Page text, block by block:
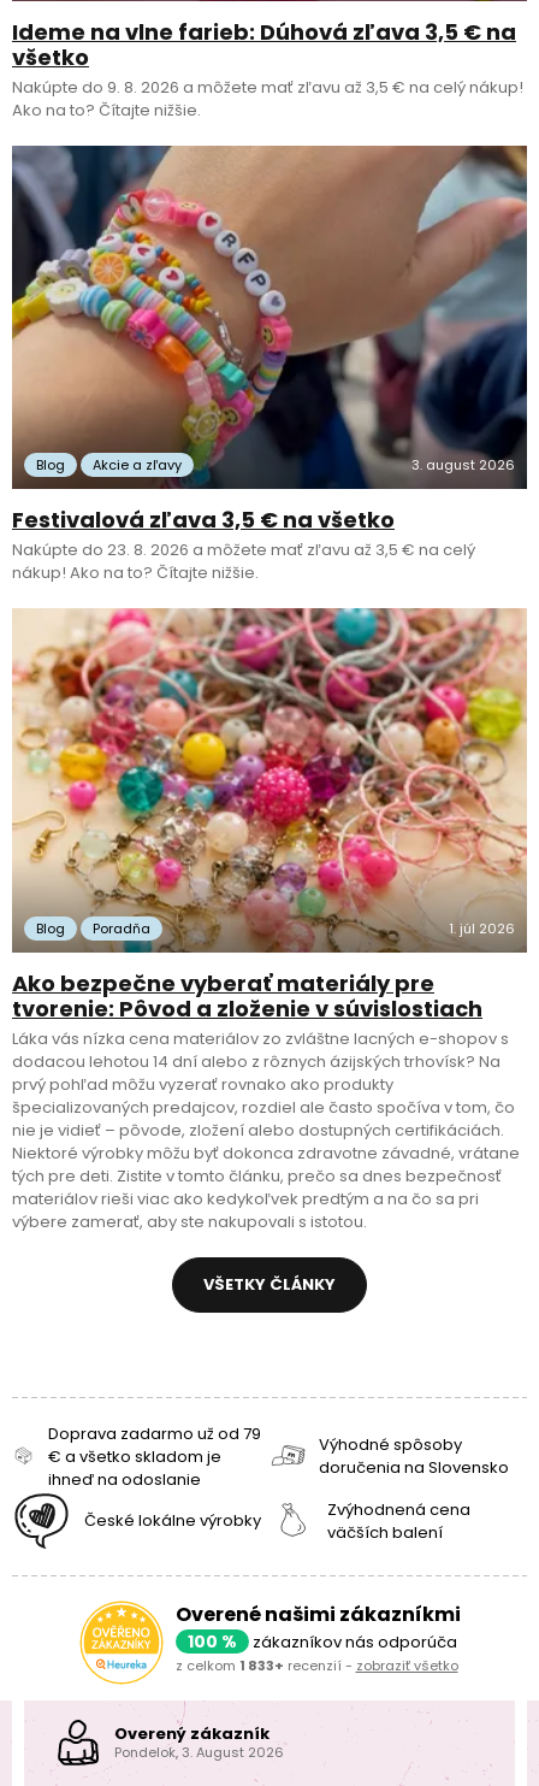
Ideme na vlne farieb: Dúhová zľava 3,5 € na
všetko
Nakúpte do 9. 8. 2026 a môžete mať zľavu až 3,5 € na celý nákup!
Ako na to? Čítajte nižšie.
Blog Akcie a zľavy 3. august 2026
Festivalová zľava 3,5 € na všetko
Nakúpte do 23. 8. 2026 a môžete mať zľavu až 3,5 € na celý
nákup! Ako na to? Čítajte nižšie.
Blog Poradňa 1. júl 2026
Ako bezpečne vyberať materiály pre
tvorenie: Pôvod a zloženie v súvislostiach
Láka vás nízka cena materiálov zo zvláštne lacných e-shopov s
dodacou lehotou 14 dní alebo z rôznych ázijských trhovísk? Na
prvý pohľad môžu vyzerať rovnako ako produkty
špecializovaných predajcov, rozdiel ale často spočíva v tom, čo
nie je vidieť – pôvode, zložení alebo dostupných certifikáciách.
Niektoré výrobky môžu byť dokonca zdravotne závadné, vrátane
tých pre deti. Zistite v tomto článku, prečo sa dnes bezpečnosť
materiálov rieši viac ako kedykoľvek predtým a na čo sa pri
výbere zamerať, aby ste nakupovali s istotou.
VŠETKY ČLÁNKY
Doprava zadarmo už od 79
€ a všetko skladom je
ihneď na odoslanie
Výhodné spôsoby
doručenia na Slovensko
České lokálne výrobky
Zvýhodnená cena
väčších balení
Overené našimi zákazníkmi
100 % zákazníkov nás odporúča
z celkom 1 833+ recenzií - zobraziť všetko
Overený zákazník
Pondelok, 3. August 2026